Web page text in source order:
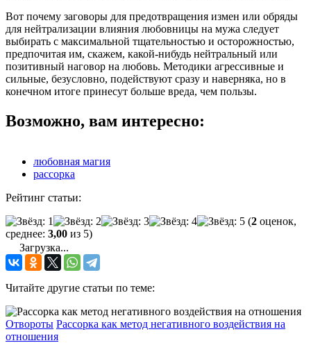
Вот почему заговоры для предотвращения измен или обряды
для нейтрализации влияния любовницы на мужа следует
выбирать с максимальной тщательностью и осторожностью,
предпочитая им, скажем, какой-нибудь нейтральный или
позитивный наговор на любовь. Методики агрессивные и
сильные, безусловно, подействуют сразу и наверняка, но в
конечном итоге принесут больше вреда, чем пользы.
Возможно, вам интересно:
любовная магия
рассорка
Рейтинг статьи:
(2 оценок,
среднее: 3,00 из 5)
Загрузка...
Читайте другие статьи по теме:
Отвороты Рассорка как метод негативного воздействия на
отношения